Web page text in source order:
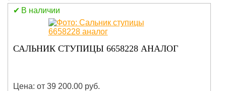
В наличии
САЛЬНИК СТУПИЦЫ 6658228 АНАЛОГ
Цена: от 39 200.00 руб.